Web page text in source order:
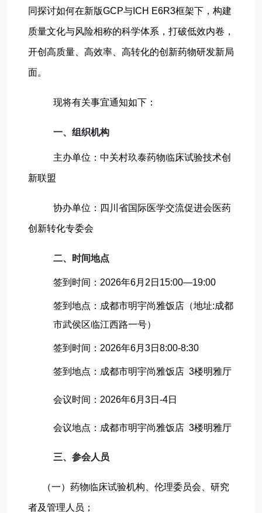
同探讨如何在新版GCP与ICH E6R3框架下，构建
质量文化与风险相称的科学体系，打破低效内卷，
开创高质量、高效率、高转化的创新药物研发新局
面。
现将有关事宜通知如下：
一、组织机构
主办单位：中关村玖泰药物临床试验技术创
新联盟
协办单位：四川省国际医学交流促进会医药
创新转化专委会
二、时间地点
签到时间：2026年6月2日15:00—19:00
签到地点：成都市明宇尚雅饭店（地址:成都
市武侯区临江西路一号）
签到时间：2026年6月3日8:00-8:30
签到地点：成都市明宇尚雅饭店 3楼明雅厅
会议时间：2026年6月3日-4日
会议地点：成都市明宇尚雅饭店 3楼明雅厅
三、参会人员
（一）药物临床试验机构、伦理委员会、研究
者及管理人员；